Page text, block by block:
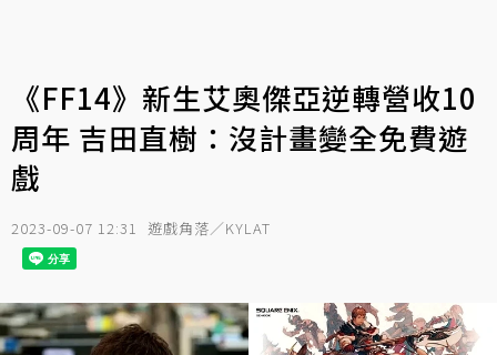
《FF14》新生艾奧傑亞逆轉營收10
周年 吉田直樹：沒計畫變全免費遊
戲
2023-09-07 12:31 遊戲角落／KYLAT